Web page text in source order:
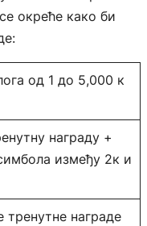
окреће како би
од 1 до 5,000 к
награду +
између 2к и
тренутне награде